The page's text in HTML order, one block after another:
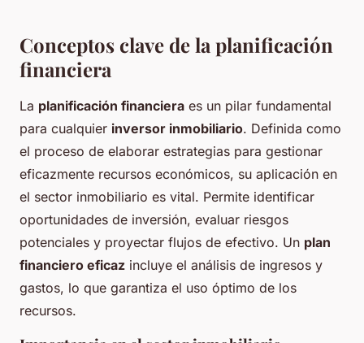
Conceptos clave de la planificación
financiera
La planificación financiera es un pilar fundamental
para cualquier inversor inmobiliario. Definida como
el proceso de elaborar estrategias para gestionar
eficazmente recursos económicos, su aplicación en
el sector inmobiliario es vital. Permite identificar
oportunidades de inversión, evaluar riesgos
potenciales y proyectar flujos de efectivo. Un plan
financiero eficaz incluye el análisis de ingresos y
gastos, lo que garantiza el uso óptimo de los
recursos.